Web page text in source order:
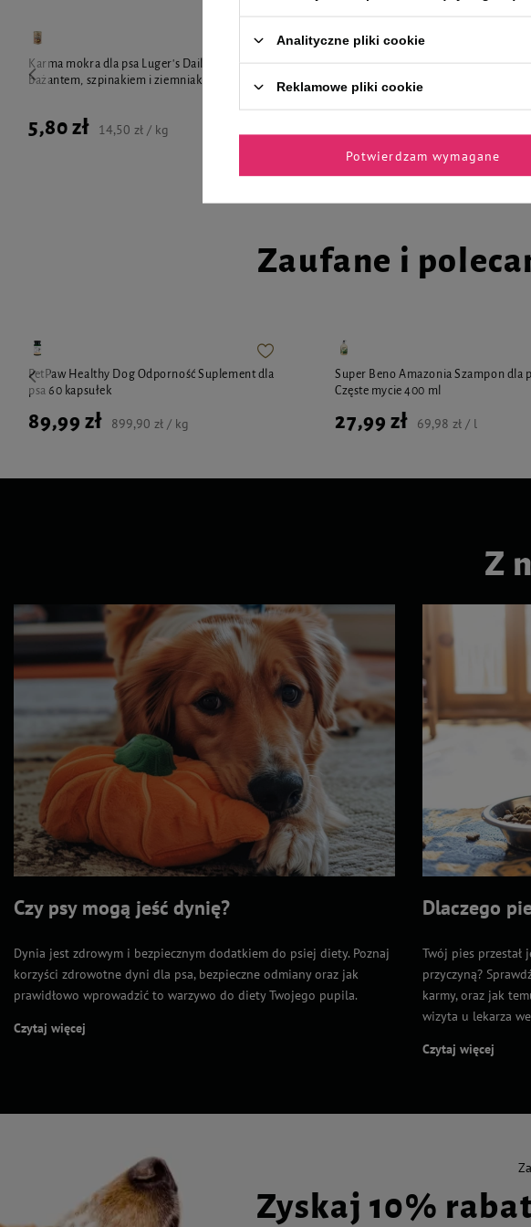
Karma mokra dla psa Luger's Daily Pleasures z
bażantem, szpinakiem i ziemniakiem 400 g
5,80 zł 14,50 zł / kg
królikiem i żurawiną 400 g
Zaufane i
PetPaw Healthy Dog Odporność Suplement dla
psa 60 kapsułek
89,99 zł 899,90 zł / kg
Super Beno Amazonia Szampon dla
Częste mycie 400 ml
27,99 zł 69,98 zł / l
Z
Czy psy mogą jeść dynię?
Dynia jest zdrowym i bezpiecznym dodatkiem do psiej diety. Poznaj
korzyści zdrowotne dyni dla psa, bezpieczne odmiany oraz jak
prawidłowo wprowadzić to warzywo do diety Twojego pupila.
Czytaj więcej
Dlaczego
Twój pies przestał
przyczyną?
karmy, oraz jak
wizyta u lekarza
Czytaj więcej
Zyskaj 10%
Analityczne pliki cookie
Reklamowe pliki cookie
Potwierdzam wymagane